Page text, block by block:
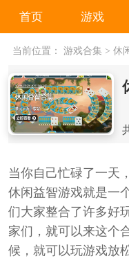
首页 游戏
当前位置： 游戏合集 > 休
当你自己忙碌了一天
休闲益智游戏就是一
们大家整合了许多好
家们，就可以来这个
候，就可以玩游戏放